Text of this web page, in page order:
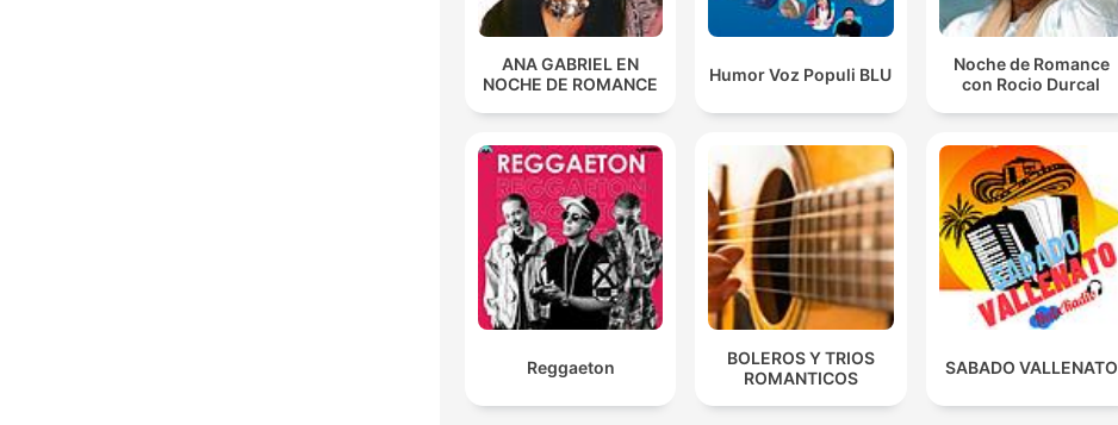
ANA GABRIEL EN
NOCHE DE ROMANCE
Humor Voz Populi BLU
Noche de Romance
con Rocio Durcal
Reggaeton
BOLEROS Y TRIOS
ROMANTICOS
SABADO VALLENATO